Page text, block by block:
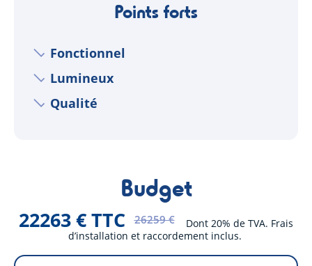
Points forts
Fonctionnel
Lumineux
Qualité
Budget
22263 € TTC 26259 €
Dont 20% de TVA. Frais
d’installation et raccordement inclus.